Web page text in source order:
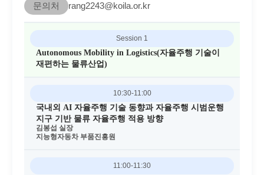
문의처 rang2243@koila.or.kr
Session 1
Autonomous Mobility in Logistics(자율주행 기술이
재편하는 물류산업)
10:30-11:00
국내외 AI 자율주행 기술 동향과 자율주행 시범운행
지구 기반 물류 자율주행 적용 방향
김봉섭 실장
지능형자동차 부품진흥원
11:00-11:30